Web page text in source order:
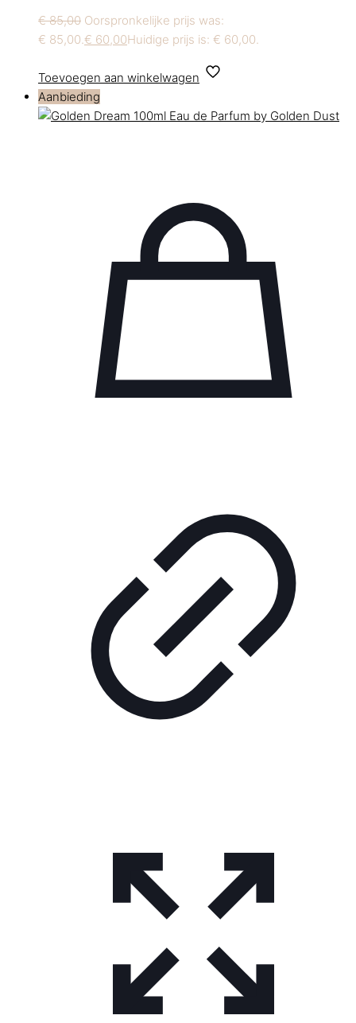
€85,00 Oorspronkelijke prijs was:
€ 85,00.€ 60,00Huidige prijs is: € 60,00.
Toevoegen aan winkelwagen
Aanbieding